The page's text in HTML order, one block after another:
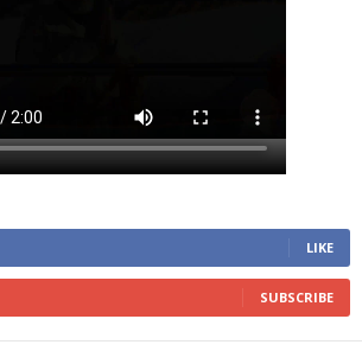
LIKE
SUBSCRIBE